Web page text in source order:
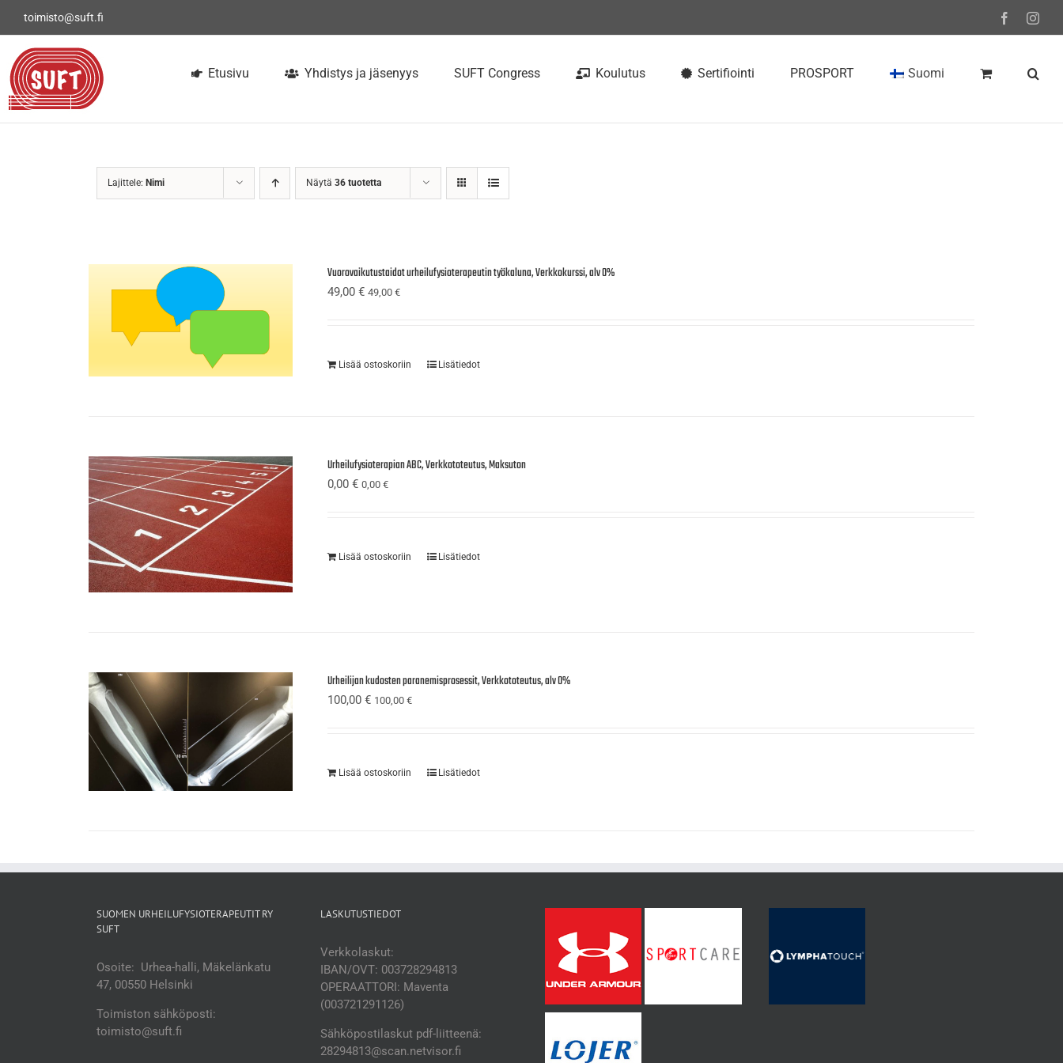
toimisto@suft.fi Facebook
Etusivu Yhdistys ja jäsenyys SUFT Congress Koulutus Sertifiointi PROSPORT Suomi
Lajittele: Nimi Näytä 36 tuotetta
Vuorovaikutustaidot urheilufysioterapeutin työkaluna, Verkkokurssi, alv 0%
49,00€ 49,00€
Lisää ostoskoriin Lisätiedot
Urheilufysioterapian ABC, Verkkototeutus, Maksuton
0,00€ 0,00€
Lisää ostoskoriin Lisätiedot
Urheilijan kudosten paranemisprosessit, Verkkototeutus, alv 0%
100,00€ 100,00€
Lisää ostoskoriin Lisätiedot
SUOMEN URHEILUFYSIOTERAPEUTIT RY
SUFT
Osoite: Urhea-halli, Mäkelänkatu
47, 00550 Helsinki
Toimiston sähköposti:
toimisto@suft.fi
LASKUTUSTIEDOT
Verkkolaskut:
IBAN/OVT: 003728294813
OPERAATTORI: Maventa
(003721291126)
Sähköpostilaskut pdf-liitteenä:
28294813@scan.netvisor.fi